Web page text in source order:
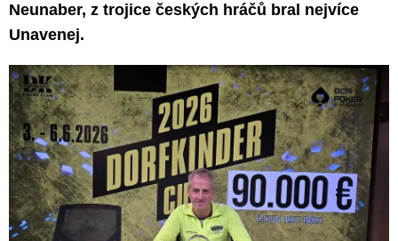
Neunaber, z trojice českých hráčů bral nejvíce
Unavenej.